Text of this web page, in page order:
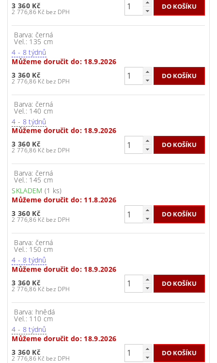
3 360 Kč
2 776,86 Kč bez DPH
Barva: černá
Vel.: 135 cm
4 - 8 týdnů
Můžeme doručit do: 18.9.2026
3 360 Kč
2 776,86 Kč bez DPH
Barva: černá
Vel.: 140 cm
4 - 8 týdnů
Můžeme doručit do: 18.9.2026
3 360 Kč
2 776,86 Kč bez DPH
Barva: černá
Vel.: 145 cm
SKLADEM (1 ks)
Můžeme doručit do: 11.8.2026
3 360 Kč
2 776,86 Kč bez DPH
Barva: černá
Vel.: 150 cm
4 - 8 týdnů
Můžeme doručit do: 18.9.2026
3 360 Kč
2 776,86 Kč bez DPH
Barva: hnědá
Vel.: 110 cm
4 - 8 týdnů
Můžeme doručit do: 18.9.2026
3 360 Kč
2 776,86 Kč bez DPH